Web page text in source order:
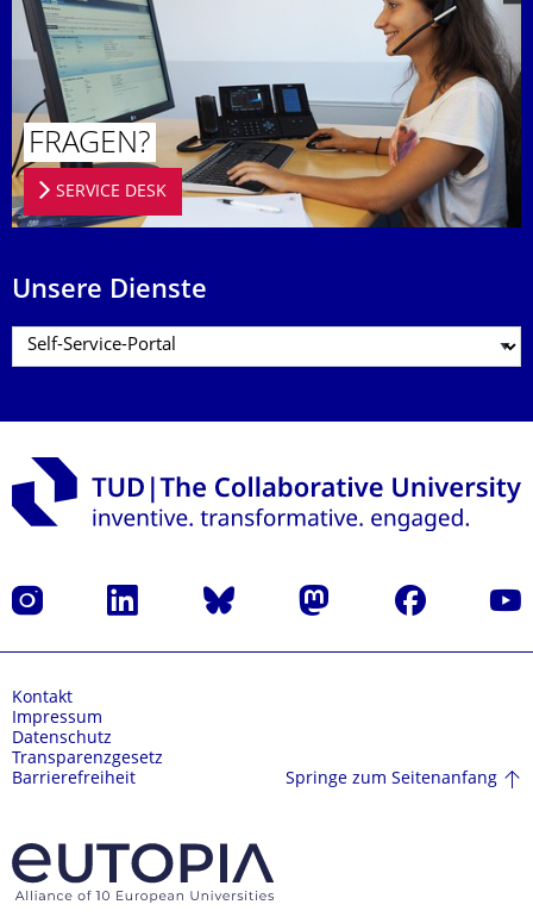
FRAGEN?
SERVICE DESK
Unsere Dienste
Instagram LinkedIn Bluesky Mastodon Facebook
Kontakt
Impressum
Datenschutz
Transparenzgesetz
Barrierefreiheit
Springe zum Seitenanfang